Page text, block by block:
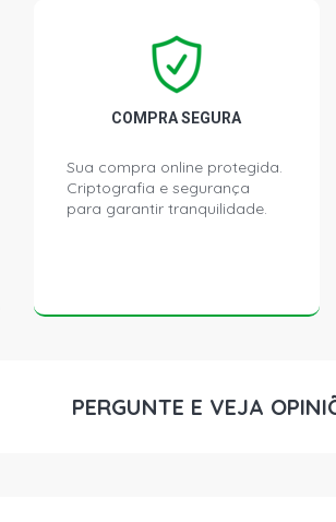
COMPRA SEGURA
Sua compra online protegida.
Criptografia e segurança
para garantir tranquilidade.
PERGUNTE E VEJA